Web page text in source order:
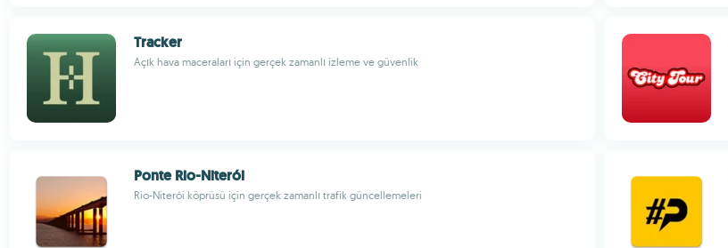
Tracker
Açık hava maceraları için gerçek zamanlı izleme ve güvenlik
Ponte Rio-Niterói
Rio-Niterói köprüsü için gerçek zamanlı trafik güncellemeleri